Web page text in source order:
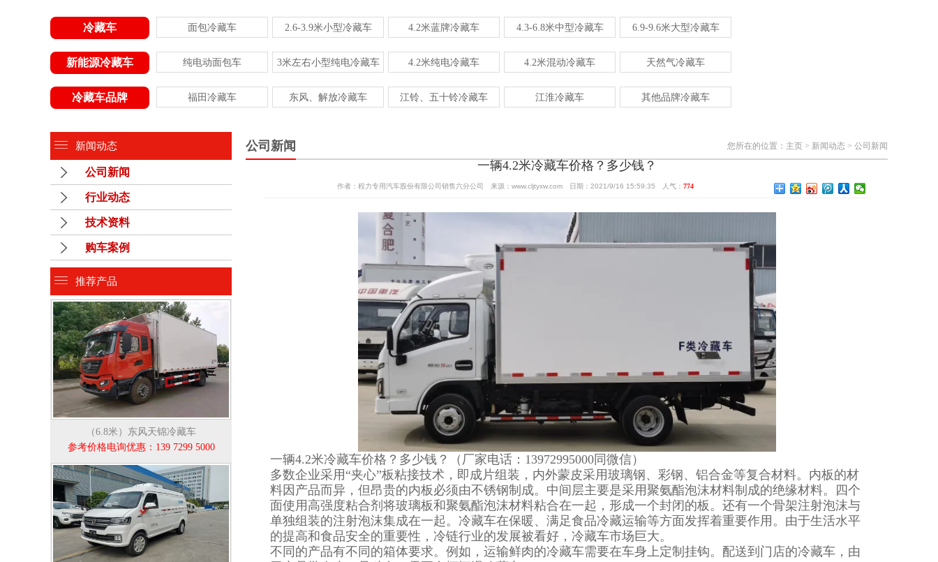
冷藏车 面包冷藏车 2.6-3.9米小型冷藏车 4.2米蓝牌冷藏车 4.3-6.8米中型冷藏车 6.9-9.6米大型冷藏车
新能源冷藏车 纯电动面包车 3米左右小型纯电冷藏车 4.2米纯电冷藏车 4.2米混动冷藏车 天然气冷藏车
冷藏车品牌 福田冷藏车 东风、解放冷藏车 江铃、五十铃冷藏车 江淮冷藏车 其他品牌冷藏车
新闻动态
公司新闻
行业动态
技术资料
购车案例
推荐产品
（6.8米）东风天锦冷藏车
参考价格电询优惠：139 7299 5000
公司新闻 您所在的位置： 主页 > 新闻动态 > 公司新闻
一辆4.2米冷藏车价格？多少钱？
作者：程力专用汽车股份有限公司销售六分公司 来源：www.cljtyxw.com 日期：2021/9/16 15:59:35 人气： 774
一辆4.2米冷藏车价格？多少钱？（厂家电话：13972995000同微信）
多数企业采用“夹心”板粘接技术，即成片组装，内外蒙皮采用玻璃钢、彩钢、铝合金等复合材料。内板的材
料因产品而异，但昂贵的内板必须由不锈钢制成。中间层主要是采用聚氨酯泡沫材料制成的绝缘材料。四个
面使用高强度粘合剂将玻璃板和聚氨酯泡沫材料粘合在一起，形成一个封闭的板。还有一个骨架注射泡沫与
单独组装的注射泡沫集成在一起。冷藏车在保暖、满足食品冷藏运输等方面发挥着重要作用。由于生活水平
的提高和食品安全的重要性，冷链行业的发展被看好，冷藏车市场巨大。
不同的产品有不同的箱体要求。例如，运输鲜肉的冷藏车需要在车身上定制挂钩。配送到门店的冷藏车，由